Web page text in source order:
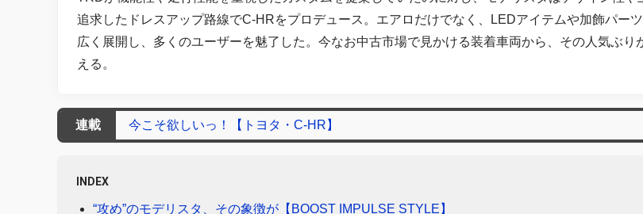
追求したドレスアップ路線でC-HRをプロデュース。エアロだけでなく、LEDアイテムや加飾パー
広く展開し、多くのユーザーを魅了した。今なお中古市場で見かける装着車両から、その人気ぶり
える。
連載 今こそ欲しいっ！【トヨタ・C-HR】
INDEX
“攻め”のモデリスタ、その象徴が【BOOST IMPULSE STYLE】